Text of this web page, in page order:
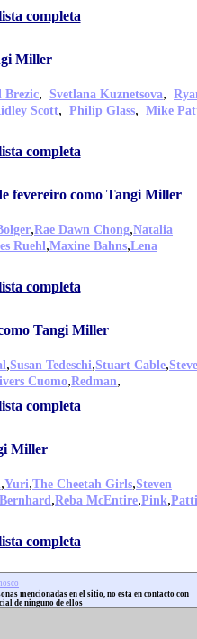
completa
Miller
Brezic, Svetlana Kuznetsova,
Scott, Philip Glass, Mike
completa
fevereiro como Tangi Miller
,Rae Dawn Chong,Natalia
Ruehl,Maxine Bahns,Lena
completa
Tangi Miller
,Susan Tedeschi,Stuart Cable,
Cuomo,Redman,
completa
Miller
,Yuri,The Cheetah Girls,Steven
,Reba McEntire,Pink,Patti
completa
mencionadas en el sitio, no esta en contacto con
de ninguno de ellos